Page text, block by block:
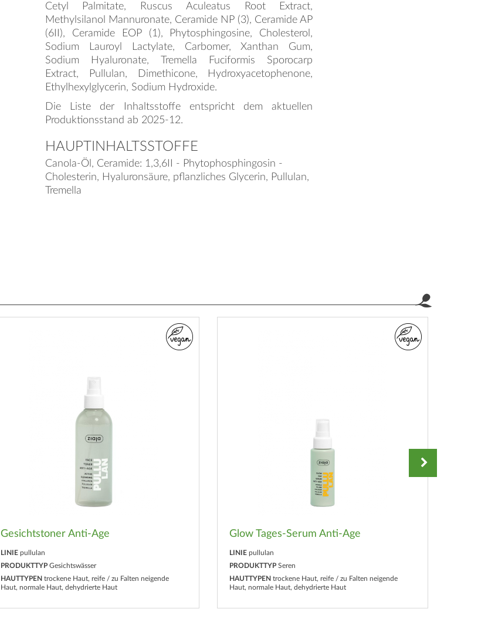
Cetyl Palmitate, Ruscus Aculeatus Root Extract,
Methylsilanol Mannuronate, Ceramide NP (3), Ceramide AP
(6II), Ceramide EOP (1), Phytosphingosine, Cholesterol,
Sodium Lauroyl Lactylate, Carbomer, Xanthan Gum,
Sodium Hyaluronate, Tremella Fuciformis Sporocarp
Extract, Pullulan, Dimethicone, Hydroxyacetophenone,
Ethylhexylglycerin, Sodium Hydroxide.
Die Liste der Inhaltsstoffe entspricht dem aktuellen
Produktionsstand ab 2025-12.
HAUPTINHALTSSTOFFE
Canola-Öl, Ceramide: 1,3,6II - Phytophosphingosin -
Cholesterin, Hyaluronsäure, pflanzliches Glycerin, Pullulan,
Tremella
Gesichtstoner Anti-Age
LINIE pullulan
PRODUKTTYP Gesichtswässer
HAUTTYPEN trockene Haut, reife / zu Falten neigende
Haut, normale Haut, dehydrierte Haut
Glow Tages-Serum Anti-Age
LINIE pullulan
PRODUKTTYP Seren
HAUTTYPEN trockene Haut, reife / zu Falten neigende
Haut, normale Haut, dehydrierte Haut